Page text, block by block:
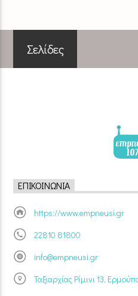
Σελίδες
ΕΠΙΚΟΙΝΩΝΊΑ
https://www.empneusi.gr
22810 81800
info@empneusi.gr
Ταξιαρχίας Ρίμινι 13,